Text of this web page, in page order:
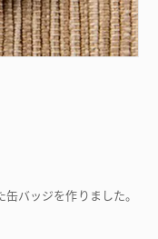
バッジを作りました。